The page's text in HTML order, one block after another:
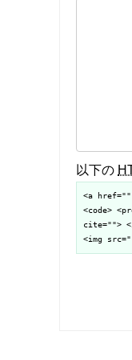
以下の
<a
<code>
cite="">
<img